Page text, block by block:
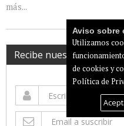
más...
Recibe nuestro
Aviso sobre
Utilizamos
de cookies y
Política de